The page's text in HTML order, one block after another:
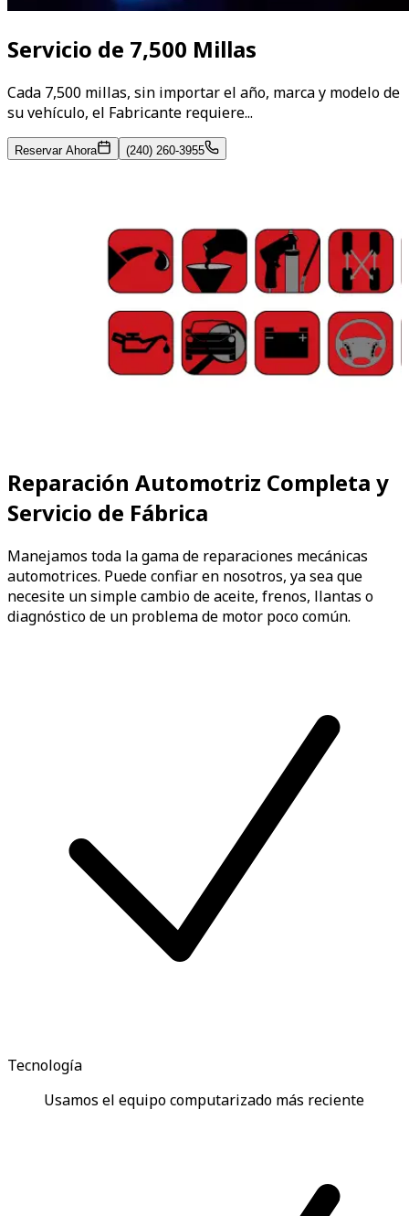
Servicio de 7,500 Millas
Cada 7,500 millas, sin importar el año, marca y modelo de
su vehículo, el Fabricante requiere...
Reservar Ahora (240) 260-3955
Reparación Automotriz Completa y
Servicio de Fábrica
Manejamos toda la gama de reparaciones mecánicas
automotrices. Puede confiar en nosotros, ya sea que
necesite un simple cambio de aceite, frenos, llantas o
diagnóstico de un problema de motor poco común.
Tecnología
Usamos el equipo computarizado más reciente